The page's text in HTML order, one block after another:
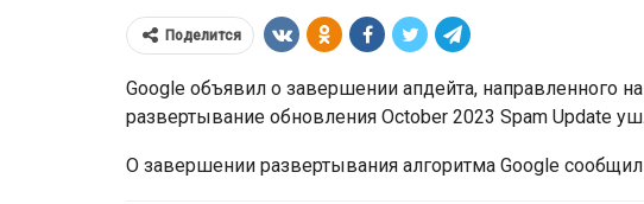
Поделится
Google объявил о завершении апдейта, направленного
развертывание обновления October 2023 Spam Update
О завершении развертывания алгоритма Google сообщил